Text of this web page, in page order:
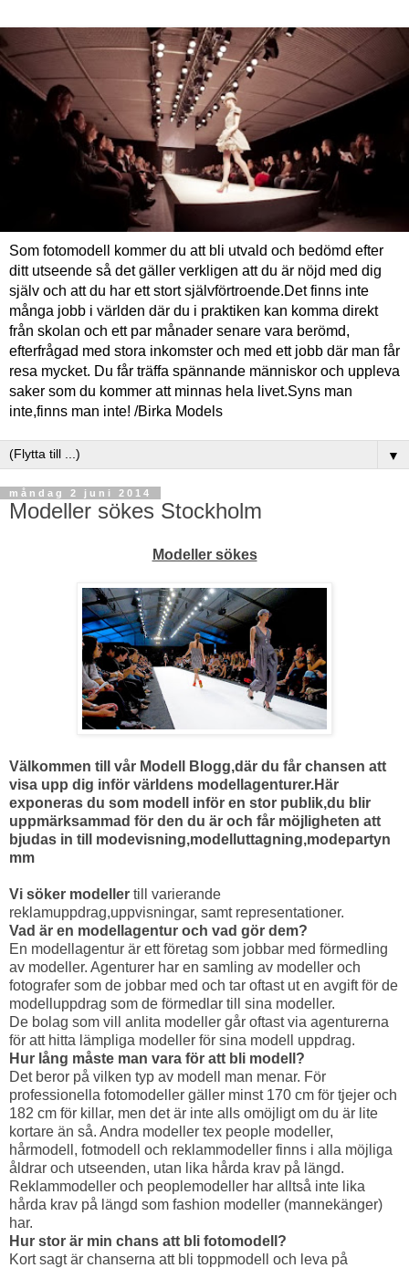
Som fotomodell kommer du att bli utvald och bedömd efter
ditt utseende så det gäller verkligen att du är nöjd med dig
själv och att du har ett stort självförtroende.Det finns inte
många jobb i världen där du i praktiken kan komma direkt
från skolan och ett par månader senare vara berömd,
efterfrågad med stora inkomster och med ett jobb där man får
resa mycket. Du får träffa spännande människor och uppleva
saker som du kommer att minnas hela livet.Syns man
inte,finns man inte! /Birka Models
▼
måndag 2 juni 2014
Modeller sökes Stockholm
Modeller sökes
Välkommen till vår Modell Blogg,där du får chansen att
visa upp dig inför världens modellagenturer.Här
exponeras du som modell inför en stor publik,du blir
uppmärksammad för den du är och får möjligheten att
bjudas in till modevisning,modelluttagning,modepartyn
mm
Vi söker modeller till varierande
reklamuppdrag,uppvisningar, samt representationer.
Vad är en modellagentur och vad gör dem?
En modellagentur är ett företag som jobbar med förmedling
av modeller. Agenturer har en samling av modeller och
fotografer som de jobbar med och tar oftast ut en avgift för de
modelluppdrag som de förmedlar till sina modeller.
De bolag som vill anlita modeller går oftast via agenturerna
för att hitta lämpliga modeller för sina modell uppdrag.
Hur lång måste man vara för att bli modell?
Det beror på vilken typ av modell man menar. För
professionella fotomodeller gäller minst 170 cm för tjejer och
182 cm för killar, men det är inte alls omöjligt om du är lite
kortare än så. Andra modeller tex people modeller,
hårmodell, fotmodell och reklammodeller finns i alla möjliga
åldrar och utseenden, utan lika hårda krav på längd.
Reklammodeller och peoplemodeller har alltså inte lika
hårda krav på längd som fashion modeller (mannekänger)
har.
Hur stor är min chans att bli fotomodell?
Kort sagt är chanserna att bli toppmodell och leva på